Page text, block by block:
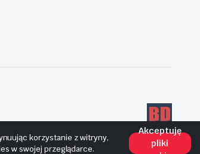
korzystanie z witryny,
w swojej przeglądarce.
Akceptuję
pliki